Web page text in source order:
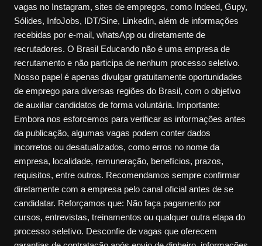
vagas no Instagram, sites de empregos, como Indeed, Gupy,
Sólides, InfoJobs, IDT/Sine, Linkedin, além de informações
recebidas por e-mail, whatsApp ou diretamente de
recrutadores. O Brasil Educando não é uma empresa de
recrutamento e não participa de nenhum processo seletivo.
Nosso papel é apenas divulgar gratuitamente oportunidades
de emprego para diversas regiões do Brasil, com o objetivo
de auxiliar candidatos de forma voluntária. Importante:
Embora nos esforcemos para verificar as informações antes
da publicação, algumas vagas podem conter dados
incorretos ou desatualizados, como erros no nome da
empresa, localidade, remuneração, benefícios, prazos,
requisitos, entre outros. Recomendamos sempre confirmar
diretamente com a empresa pelo canal oficial antes de se
candidatar. Reforçamos que: Não faça pagamento por
cursos, entrevistas, treinamentos ou qualquer outra etapa do
processo seletivo. Desconfie de vagas que oferecem